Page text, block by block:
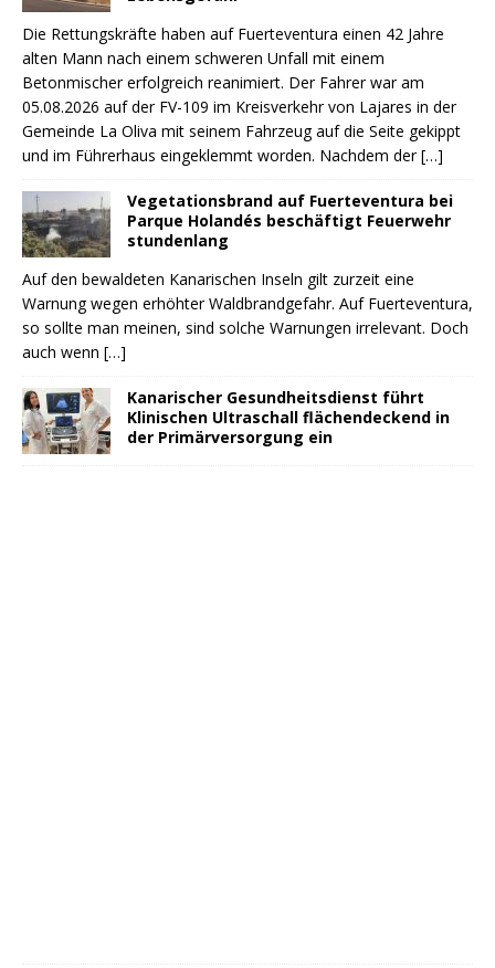
Die Rettungskräfte haben auf Fuerteventura einen 42 Jahre
alten Mann nach einem schweren Unfall mit einem
Betonmischer erfolgreich reanimiert. Der Fahrer war am
05.08.2026 auf der FV-109 im Kreisverkehr von Lajares in der
Gemeinde La Oliva mit seinem Fahrzeug auf die Seite gekippt
und im Führerhaus eingeklemmt worden. Nachdem der[…]
Vegetationsbrand auf Fuerteventura bei
Parque Holandés beschäftigt Feuerwehr
stundenlang
Auf den bewaldeten Kanarischen Inseln gilt zurzeit eine
Warnung wegen erhöhter Waldbrandgefahr. Auf Fuerteventura,
so sollte man meinen, sind solche Warnungen irrelevant. Doch
auch wenn […]
Kanarischer Gesundheitsdienst führt
Klinischen Ultraschall flächendeckend in
der Primärversorgung ein